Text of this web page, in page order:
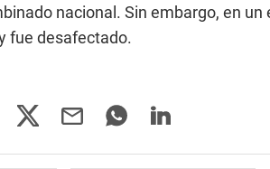
nacional. Sin embargo, en
fue desafectado.